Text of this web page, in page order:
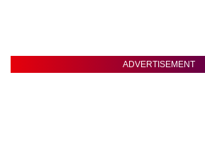
ADVERTISEMENT